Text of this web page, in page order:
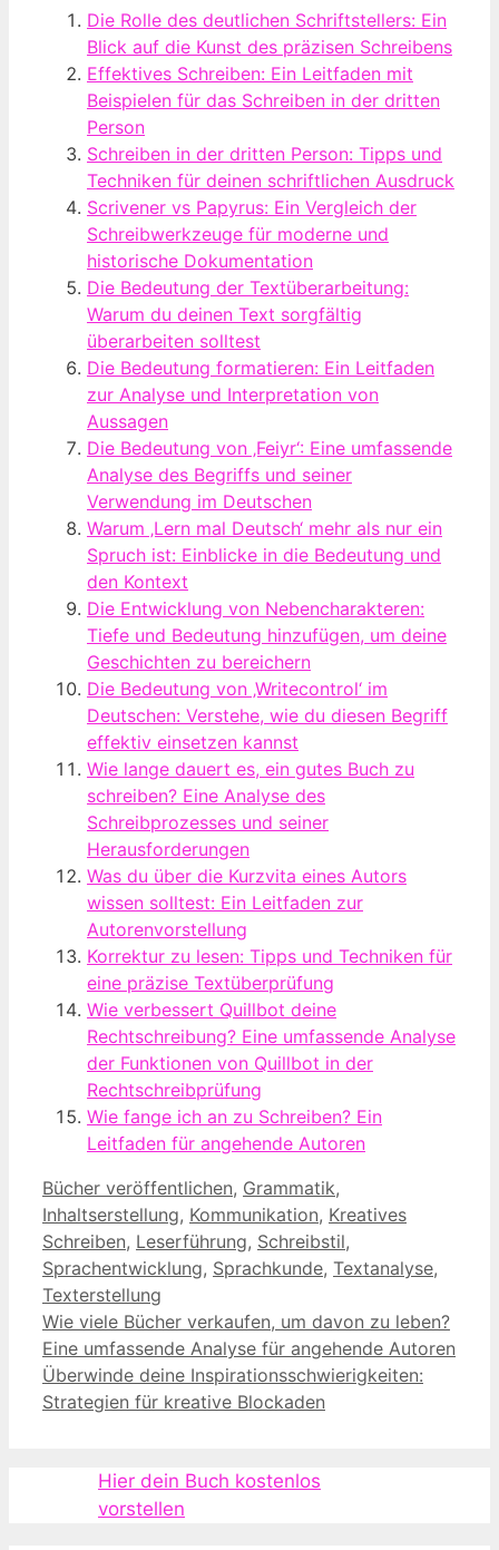
Die Rolle des deutlichen Schriftstellers: Ein
Blick auf die Kunst des präzisen Schreibens
Effektives Schreiben: Ein Leitfaden mit
Beispielen für das Schreiben in der dritten
Person
Schreiben in der dritten Person: Tipps und
Techniken für deinen schriftlichen Ausdruck
Scrivener vs Papyrus: Ein Vergleich der
Schreibwerkzeuge für moderne und
historische Dokumentation
Die Bedeutung der Textüberarbeitung:
Warum du deinen Text sorgfältig
überarbeiten solltest
Die Bedeutung formatieren: Ein Leitfaden
zur Analyse und Interpretation von
Aussagen
Die Bedeutung von ‚Feiyr‘: Eine umfassende
Analyse des Begriffs und seiner
Verwendung im Deutschen
Warum ‚Lern mal Deutsch‘ mehr als nur ein
Spruch ist: Einblicke in die Bedeutung und
den Kontext
Die Entwicklung von Nebencharakteren:
Tiefe und Bedeutung hinzufügen, um deine
Geschichten zu bereichern
Die Bedeutung von ‚Writecontrol‘ im
Deutschen: Verstehe, wie du diesen Begriff
effektiv einsetzen kannst
Wie lange dauert es, ein gutes Buch zu
schreiben? Eine Analyse des
Schreibprozesses und seiner
Herausforderungen
Was du über die Kurzvita eines Autors
wissen solltest: Ein Leitfaden zur
Autorenvorstellung
Korrektur zu lesen: Tipps und Techniken für
eine präzise Textüberprüfung
Wie verbessert Quillbot deine
Rechtschreibung? Eine umfassende Analyse
der Funktionen von Quillbot in der
Rechtschreibprüfung
Wie fange ich an zu Schreiben? Ein
Leitfaden für angehende Autoren
Kategorien
Bücher veröffentlichen, Grammatik,
Inhaltserstellung, Kommunikation, Kreatives
Schreiben, Leserführung, Schreibstil,
Sprachentwicklung, Sprachkunde, Textanalyse,
Texterstellung
Wie viele Bücher verkaufen, um davon zu leben?
Eine umfassende Analyse für angehende Autoren
Überwinde deine Inspirationsschwierigkeiten:
Strategien für kreative Blockaden
Hier dein Buch kostenlos
vorstellen